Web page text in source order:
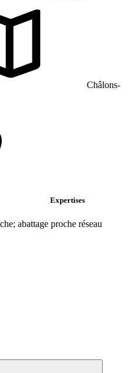
Châlons-
Expertises
abattage proche réseau